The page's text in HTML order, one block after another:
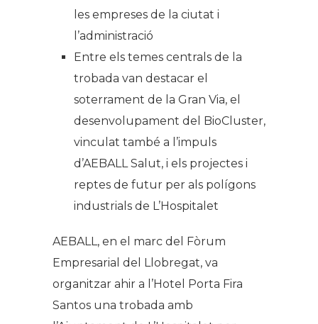
les empreses de la ciutat i
l’administració
Entre els temes centrals de la
trobada van destacar el
soterrament de la Gran Via, el
desenvolupament del BioCluster,
vinculat també a l’impuls
d’AEBALL Salut, i els projectes i
reptes de futur per als polígons
industrials de L’Hospitalet
AEBALL, en el marc del Fòrum
Empresarial del Llobregat, va
organitzar ahir a l’Hotel Porta Fira
Santos una trobada amb